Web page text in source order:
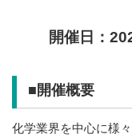
開催日：
■開催概要
化学業界を中心に様